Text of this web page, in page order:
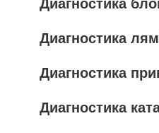
Диагностика
Диагностика
Диагностика
Диагностика